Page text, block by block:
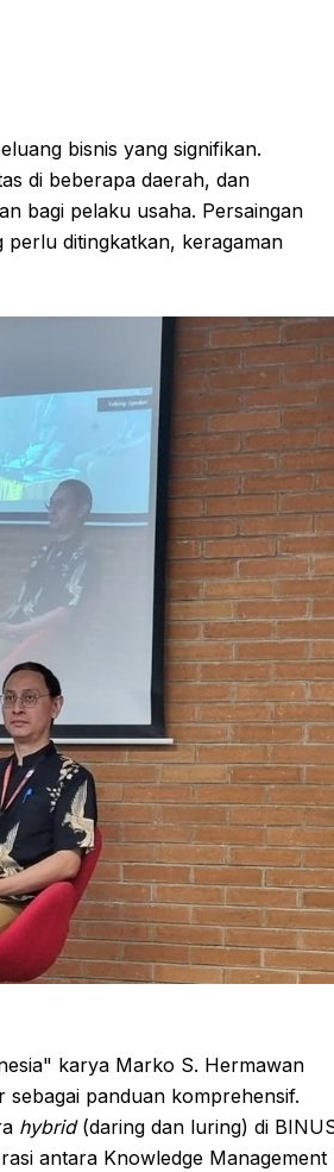
bisnis yang signifikan.
di beberapa daerah, dan
bagi pelaku usaha. Persaingan
ditingkatkan, keragaman
karya Marko S. Hermawan
panduan komprehensif.
hybrid(daring dan luring) di
antara Knowledge Management